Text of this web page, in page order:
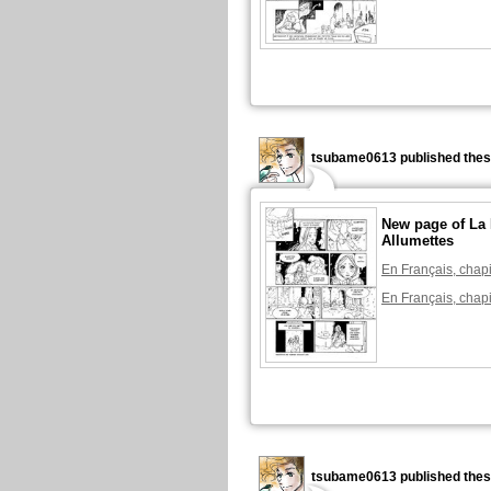
tsubame0613 published
New page of
Allumettes
En Français,
En Français,
tsubame0613 published